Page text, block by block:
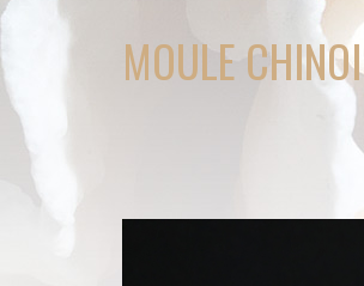
MOULE